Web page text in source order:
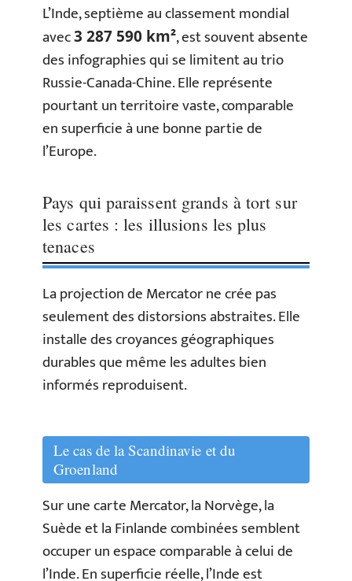
L’Inde, septième au classement mondial
avec3 287 590 km², est souvent absente
des infographies qui se limitent au trio
Russie-Canada-Chine. Elle représente
pourtant un territoire vaste, comparable
en superficie à une bonne partie de
l’Europe.
Pays qui paraissent grands à tort sur
les cartes : les illusions les plus
tenaces
La projection de Mercator ne crée pas
seulement des distorsions abstraites. Elle
installe des croyances géographiques
durables que même les adultes bien
informés reproduisent.
Le cas de la Scandinavie et du
Groenland
Sur une carte Mercator, la Norvège, la
Suède et la Finlande combinées semblent
occuper un espace comparable à celui de
l’Inde. En superficie réelle, l’Inde est